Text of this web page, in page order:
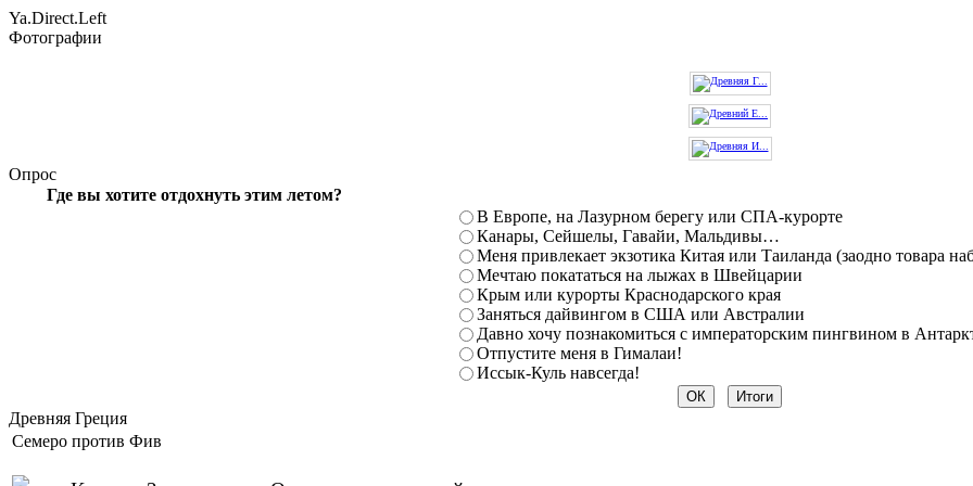
Ya.Direct.Left
Фотографии
Опрос
Где вы хотите отдохнуть этим летом?
В Европе, на Лазурном берегу или СПА-курорте
Канары, Сейшелы, Гавайи, Мальдивы…
Меня привлекает экзотика Китая или Таиланда (заодно товара
Мечтаю покататься на лыжах в Швейцарии
Крым или курорты Краснодарского края
Заняться дайвингом в США или Австралии
Давно хочу познакомиться с императорским пингвином в
Отпустите меня в Гималаи!
Иссык-Куль навсегда!
Древняя Греция
Семеро против Фив